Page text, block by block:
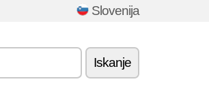
Slovenija
Iskanje